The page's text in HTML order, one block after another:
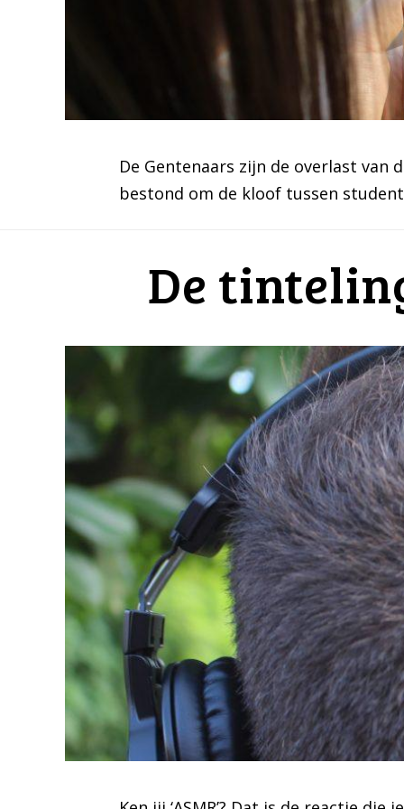
De Gentenaars zijn de overlast
bestond om de kloof tussen
De